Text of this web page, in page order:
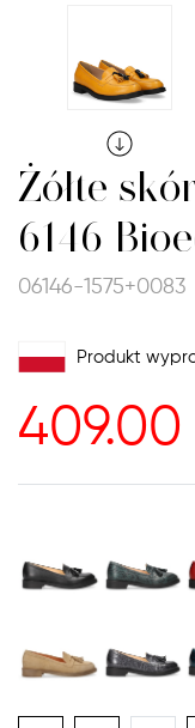
Żółte
6146
06146-1575+0083
Produkt
409.00